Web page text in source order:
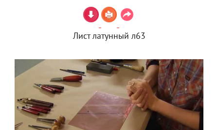
Лист латунный л63